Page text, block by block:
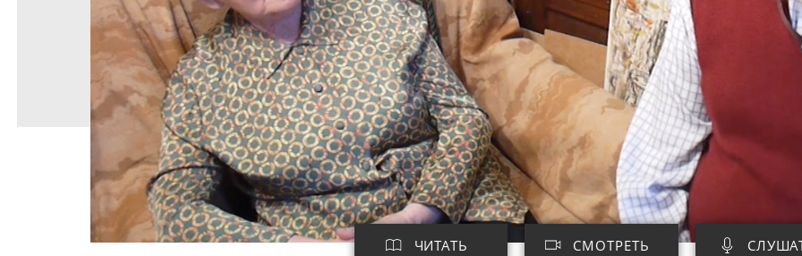
ЧИТАТЬ СМОТРЕТЬ